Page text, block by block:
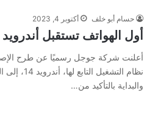
حسام أبو خلف أكتوبر 4, 2023
أول الهواتف تستقبل أندرويد 14 رسميًا
أعلنت شركة جوجل رسميًا عن طرح
نظام التشغيل
والبداية بالتأكيد من…